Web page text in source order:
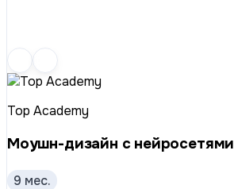
Top Academy
Моушн-дизайн с нейросетями
9 мес.